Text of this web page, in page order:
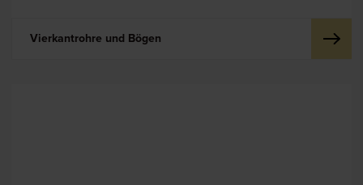
Vierkantrohre und Bögen